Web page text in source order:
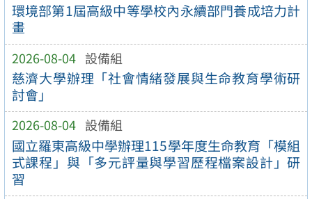
環境部第1屆高級中等學校內永續部門養成培力計
畫
2026-08-04 設備組
慈濟大學辦理「社會情緒發展與生命教育學術研
討會」
2026-08-04 設備組
國立羅東高級中學辦理115學年度生命教育「模組
式課程」與「多元評量與學習歷程檔案設計」研
習